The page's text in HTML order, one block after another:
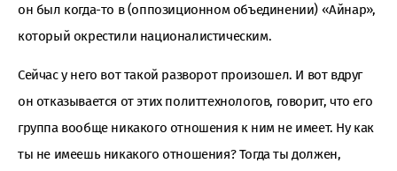
он был когда-то в (оппозиционном объединении) «Айнар»,
который окрестили националистическим.
Сейчас у него вот такой разворот произошел. И вот вдруг
он отказывается от этих политтехнологов, говорит, что его
группа вообще никакого отношения к ним не имеет. Ну как
ты не имеешь никакого отношения? Тогда ты должен,